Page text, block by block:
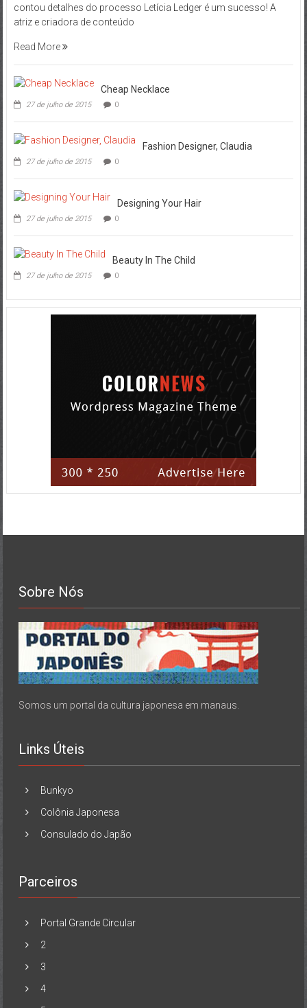
contou detalhes do processo Letícia Ledger é um sucesso! A
atriz e criadora de conteúdo
Read More
Cheap Necklace
27 de julho de 2015 0
Fashion Designer, Claudia
27 de julho de 2015 0
Designing Your Hair
27 de julho de 2015 0
Beauty In The Child
27 de julho de 2015 0
Sobre Nós
Somos um portal da cultura japonesa em manaus.
Links Úteis
Bunkyo
Colônia Japonesa
Consulado do Japão
Parceiros
Portal Grande Circular
2
3
4